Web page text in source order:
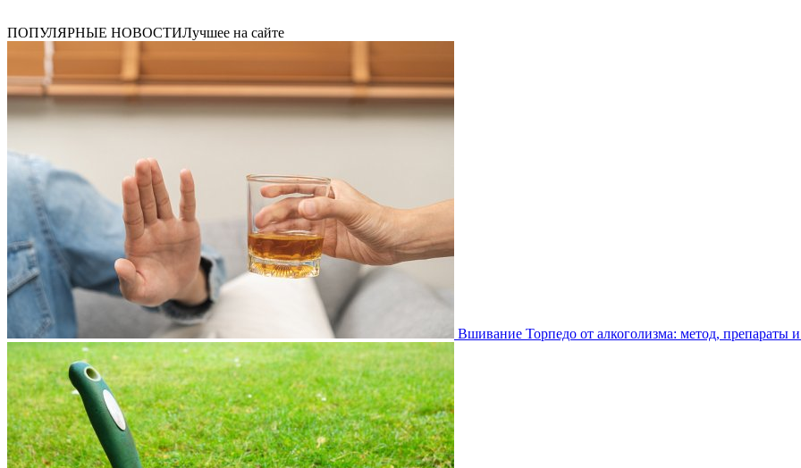
ПОПУЛЯРНЫЕ НОВОСТИЛучшее на сайте
Вшивание Торпедо от алкоголизма: метод, препараты